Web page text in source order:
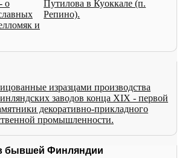
о
и
Путилова в Куоккале (п.
Репино).
изразцами производства
заводов конца XIX - первой
декоративно-прикладного
промышленности.
бывшей Финляндии